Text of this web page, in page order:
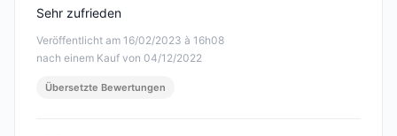
Veröffentlicht am 16/02/2023 à 16h08
nach einem Kauf von 04/12/2022
Sehr zufrieden
Übersetzte Bewertungen